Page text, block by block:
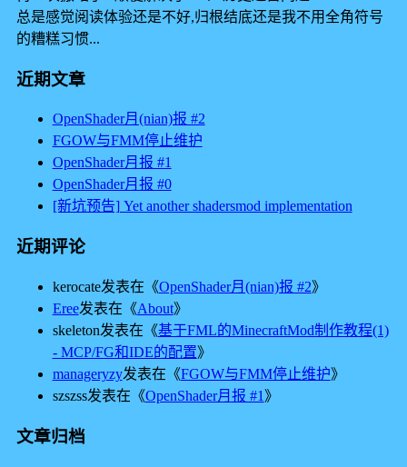
总是感觉阅读体验还是不好,归根结底还是我不用全角符号
的糟糕习惯...
近期文章
OpenShader月(nian)报 #2
FGOW与FMM停止维护
OpenShader月报 #1
OpenShader月报 #0
[新坑预告] Yet another shadersmod implementation
近期评论
kerocate发表在《OpenShader月(nian)报 #2》
Eree发表在《About》
skeleton发表在《基于FML的MinecraftMod制作教程(1)
- MCP/FG和IDE的配置》
manageryzy发表在《FGOW与FMM停止维护》
szszss发表在《OpenShader月报 #1 》
文章归档